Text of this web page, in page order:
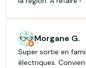
Morgane G.
Super sortie en
électriques.